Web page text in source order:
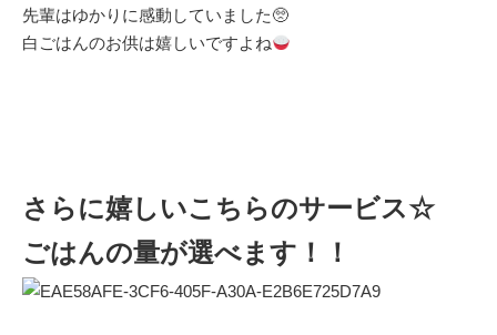
先輩はゆかりに感動していました🥺
白ごはんのお供は嬉しいですよね
さらに嬉しいこちらのサービス☆
ごはんの量が選べます！！